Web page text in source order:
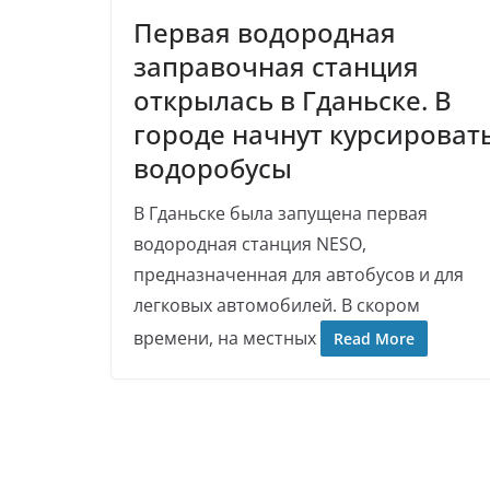
Первая водородная
заправочная станция
открылась в Гданьске. В
городе начнут
водоробусы
В Гданьске была запущена первая
водородная станция NESO,
предназначенная для автобусов и для
легковых автомобилей. В скором
времени, на местных
Read More